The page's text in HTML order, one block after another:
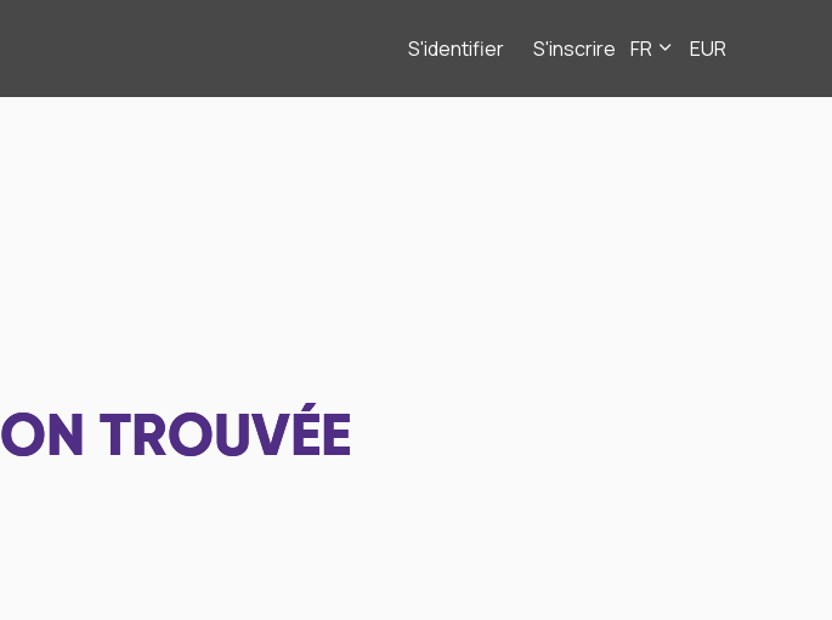
S'identifier S'inscrire FR EUR
TROUVÉE